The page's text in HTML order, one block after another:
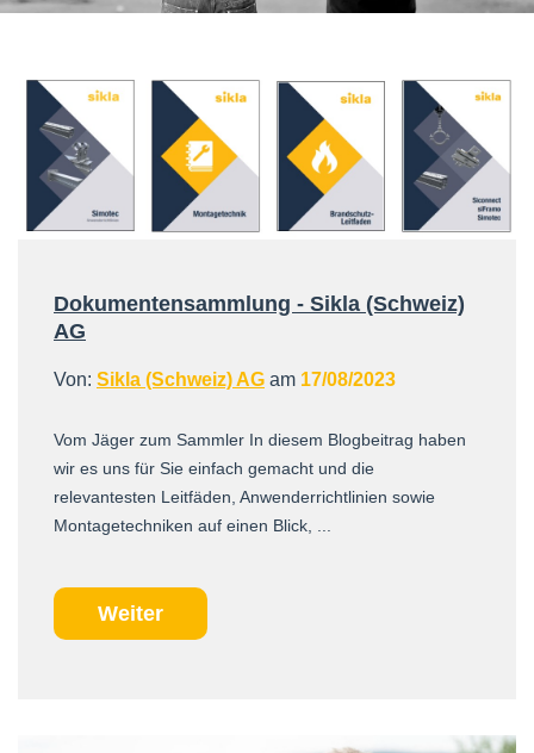
Dokumentensammlung - Sikla (Schweiz)
AG
Von: Sikla (Schweiz) AG am 17/08/2023
Vom Jäger zum Sammler In diesem Blogbeitrag haben
wir es uns für Sie einfach gemacht und die
relevantesten Leitfäden, Anwenderrichtlinien sowie
Montagetechniken auf einen Blick, ...
Weiter